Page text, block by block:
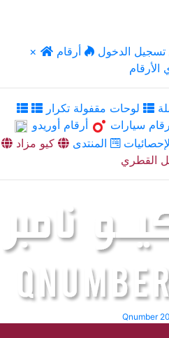
× تسجيل الدخول
أرقام
لوحات مقفولة تكرار
سيارات
أرقام أوريدو
المنتدى
كيو مزاد
القطري
Qnumber